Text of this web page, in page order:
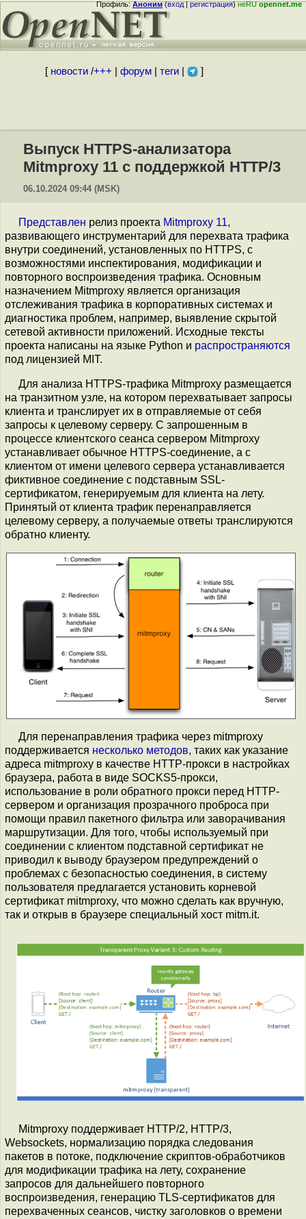
Профиль:Аноним(вход|регистрация)неRUopennet.me
[ новости/+++ форум| теги| ]
Выпуск HTTPS-анализатора
Mitmproxy 11 с поддержкой HTTP/3
06.10.2024 09:44 (MSK)
Представлен релиз проекта Mitmproxy 11,
развивающего инструментарий для перехвата трафика
внутри соединений, установленных по HTTPS, с
возможностями инспектирования, модификации и
повторного воспроизведения трафика. Основным
назначением Mitmproxy является организация
отслеживания трафика в корпоративных системах и
диагностика проблем, например, выявление скрытой
сетевой активности приложений. Исходные тексты
проекта написаны на языке Python и распространяются
под лицензией MIT.
Для анализа HTTPS-трафика Mitmproxy размещается
на транзитном узле, на котором перехватывает запросы
клиента и транслирует их в отправляемые от себя
запросы к целевому серверу. С запрошенным в
процессе клиентского сеанса сервером Mitmproxy
устанавливает обычное HTTPS-соединение, а с
клиентом от имени целевого сервера устанавливается
фиктивное соединение с подставным SSL-
сертификатом, генерируемым для клиента на лету.
Принятый от клиента трафик перенаправляется
целевому серверу, а получаемые ответы транслируются
обратно клиенту.
Для перенаправления трафика через mitmproxy
поддерживается несколько методов, таких как указание
адреса mitmproxy в качестве HTTP-прокси в настройках
браузера, работа в виде SOCKS5-прокси,
использование в роли обратного прокси перед HTTP-
сервером и организация прозрачного проброса при
помощи правил пакетного фильтра или заворачивания
маршрутизации. Для того, чтобы используемый при
соединении с клиентом подставной сертификат не
приводил к выводу браузером предупреждений о
проблемах с безопасностью соединения, в систему
пользователя предлагается установить корневой
сертификат mitmproxy, что можно сделать как вручную,
так и открыв в браузере специальный хост mitm.it.
Mitmproxy поддерживает HTTP/2, HTTP/3,
Websockets, нормализацию порядка следования
пакетов в потоке, подключение скриптов-обработчиков
для модификации трафика на лету, сохранение
запросов для дальнейшего повторного
воспроизведения, генерацию TLS-сертификатов для
перехваченных сеансов, чистку заголовков о времени